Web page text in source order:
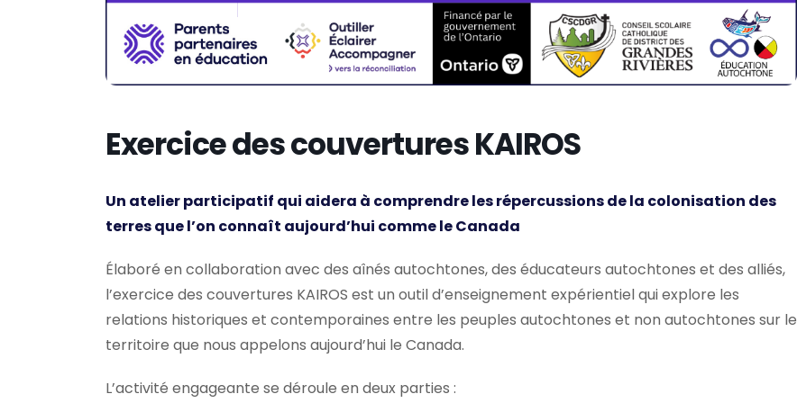
Exercice des couvertures KAIROS
Un atelier participatif qui aidera à comprendre les répercussions de la colonisation des
terres que l’on connaît aujourd’hui comme le Canada
Élaboré en collaboration avec des aînés autochtones, des éducateurs autochtones et des alliés,
l’exercice des couvertures KAIROS est un outil d’enseignement expérientiel qui explore les
relations historiques et contemporaines entre les peuples autochtones et non autochtones sur le
territoire que nous appelons aujourd’hui le Canada.
L’activité engageante se déroule en deux parties :